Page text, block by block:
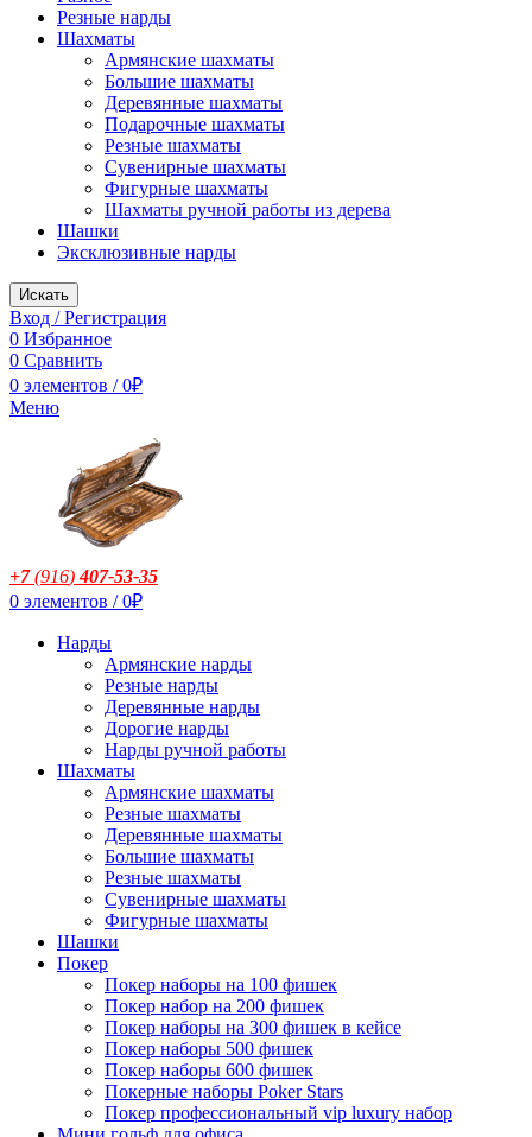
Резные нарды
Шахматы
Армянские шахматы
Большие шахматы
Деревянные шахматы
Подарочные шахматы
Резные шахматы
Сувенирные шахматы
Фигурные шахматы
Шахматы ручной работы из дерева
Шашки
Эксклюзивные нарды
Искать
Вход / Регистрация
0 Избранное
0 Сравнить
0 элементов / 0₽
Меню
+7(916)407-53-35
0 элементов / 0₽
Нарды
Армянские нарды
Резные нарды
Деревянные нарды
Дорогие нарды
Нарды ручной работы
Шахматы
Армянские шахматы
Резные шахматы
Деревянные шахматы
Большие шахматы
Резные шахматы
Сувенирные шахматы
Фигурные шахматы
Шашки
Покер
Покер наборы на 100 фишек
Покер набор на 200 фишек
Покер наборы на 300 фишек в кейсе
Покер наборы 500 фишек
Покер наборы 600 фишек
Покерные наборы Poker Stars
Покер профессиональный vip luxury набор